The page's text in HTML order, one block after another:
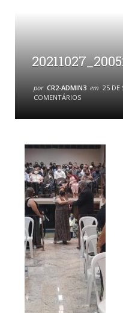
por CR2-ADMIN3 em 25 DE
COMENTÁRIOS